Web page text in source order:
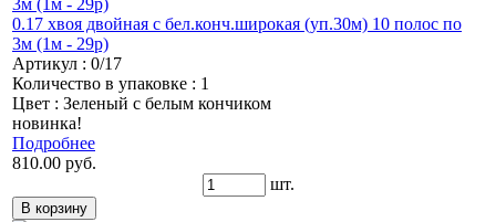
0.17 хвоя двойная с бел.конч.широкая (уп.30м) 10 полос по
3м (1м - 29р)
Артикул : 0/17
Количество в упаковке : 1
Цвет : Зеленый с белым кончиком
новинка!
Подробнее
810.00 руб.
шт.